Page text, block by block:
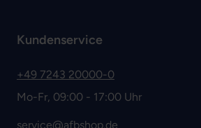
Kundenservice
+49 7243 20000-0
Mo-Fr, 09:00 - 17:00 Uhr
service@afbshop.de